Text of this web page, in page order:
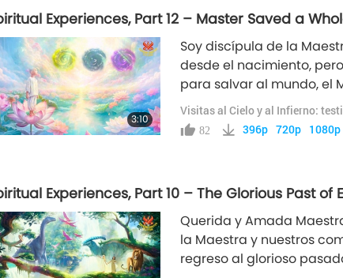
Experiences, Part 12 – Master Saved a
3:10
Soy discípula de la
desde el nacimiento,
para salvar al mundo, el
permanentemente,
me contó así:“Un día,
Visitas al Cielo y al Infierno:
82 396p 720p 1080p
Experiences, Part 10 – The Glorious Past of
Querida y Amada
la Maestra y nuestros
regreso al glorioso